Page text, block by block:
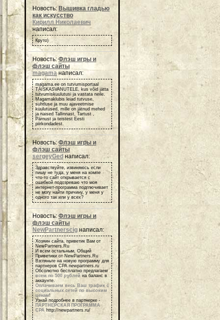
Новость: Вышивка гладью
как искусство
Кирилл Николаевич
написал:
Круто)
Новость:Флэш игры и
флэш сайты
magamaнаписал:
magama.ee on tutvumisportaal
TÄISKASVANUTELE, kus võid jätta
tutvumiskuulutusi ja vastata neile.
Magamaklubis leiad tutvuse,
suhtluse ja muu ajaveetmise
kuulutused, mille on jätnud mehed
ja naised Tallinnast, Tartust ,
Pärnust ja teistest Eesti
piirkondadest.
Новость: Флэш игры и
флэш сайты
sergeyGed написал:
Здравствуйте, извиняюсь если
пишу не туда, у меня на компе
что-то сайт открывается с
ошибкой подозреваю что моя
интернет-программа подглючивает
не могу найти причину, у меня у
одного так или у всех?
Новость: Флэш игры и
флэш сайты
NewPartnerscig написал:
Хозяин сайта, приветик Вам от
NewPartners.Ru
И всем остальным, Общий
Приветики от NewPartners.Ru
Взгляньте на новую программу для
партнеров СРА newpartners.ru
Обсолютно бесплатно предлагаем
всем по 500 рублей на баланс в
аккаунте.
Оплачиваем весь Ваш трафик с
социальных сетей по высоким
ценам!
Узнай подробнее в партнерке -
ПАРТНЕРСКАЯ ПРОГРАММА
СРА http://newpartners.ru/